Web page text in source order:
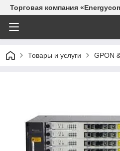
Торговая компания
Товары и услуги GPON